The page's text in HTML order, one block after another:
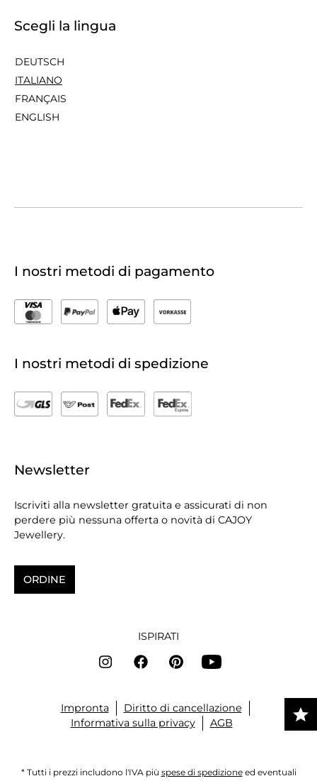
Scegli la lingua
DEUTSCH
ITALIANO
FRANÇAIS
ENGLISH
I nostri metodi di pagamento
I nostri metodi di spedizione
Newsletter
Iscriviti alla newsletter gratuita e assicurati di non
perdere più nessuna offerta o novità di CAJOY
Jewellery.
ORDINE
ISPIRATI
Impronta
Diritto di cancellazione
Informativa sulla privacy
AGB
* Tutti i prezzi includono l'IVA più spese di spedizioneed eventuali